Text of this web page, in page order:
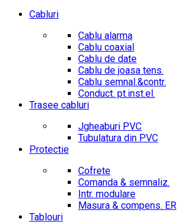
Cabluri
Cablu alarma
Cablu coaxial
Cablu de date
Cablu de joasa tens.
Cablu semnal.&contr.
Conduct. pt.inst.el.
Trasee cabluri
Jgheaburi PVC
Tubulatura din PVC
Protectie
Cofrete
Comanda & semnaliz.
Intr. modulare
Masura & compens. ER
Tablouri